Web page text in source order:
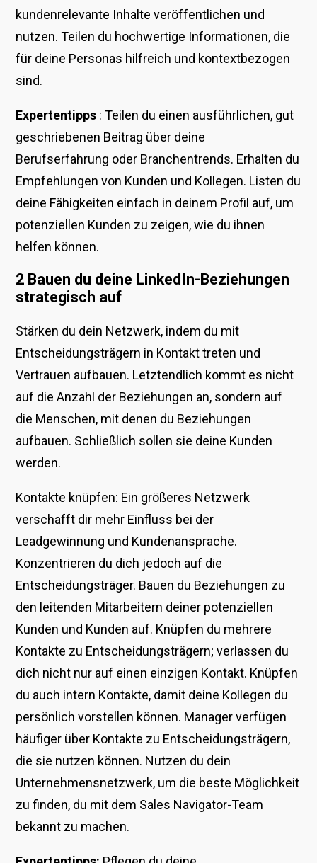
kundenrelevante Inhalte veröffentlichen und
nutzen. Teilen du hochwertige Informationen, die
für deine Personas hilfreich und kontextbezogen
sind.
Expertentipps : Teilen du einen ausführlichen, gut
geschriebenen Beitrag über deine
Berufserfahrung oder Branchentrends. Erhalten du
Empfehlungen von Kunden und Kollegen. Listen du
deine Fähigkeiten einfach in deinem Profil auf, um
potenziellen Kunden zu zeigen, wie du ihnen
helfen können.
2 Bauen du deine LinkedIn-Beziehungen
strategisch auf
Stärken du dein Netzwerk, indem du mit
Entscheidungsträgern in Kontakt treten und
Vertrauen aufbauen. Letztendlich kommt es nicht
auf die Anzahl der Beziehungen an, sondern auf
die Menschen, mit denen du Beziehungen
aufbauen. Schließlich sollen sie deine Kunden
werden.
Kontakte knüpfen: Ein größeres Netzwerk
verschafft dir mehr Einfluss bei der
Leadgewinnung und Kundenansprache.
Konzentrieren du dich jedoch auf die
Entscheidungsträger. Bauen du Beziehungen zu
den leitenden Mitarbeitern deiner potenziellen
Kunden und Kunden auf. Knüpfen du mehrere
Kontakte zu Entscheidungsträgern; verlassen du
dich nicht nur auf einen einzigen Kontakt. Knüpfen
du auch intern Kontakte, damit deine Kollegen du
persönlich vorstellen können. Manager verfügen
häufiger über Kontakte zu Entscheidungsträgern,
die sie nutzen können. Nutzen du dein
Unternehmensnetzwerk, um die beste Möglichkeit
zu finden, du mit dem Sales Navigator-Team
bekannt zu machen.